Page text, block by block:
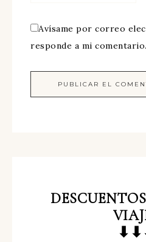
Avísame por correo
responde a mi comentario.
DESCUENTOS